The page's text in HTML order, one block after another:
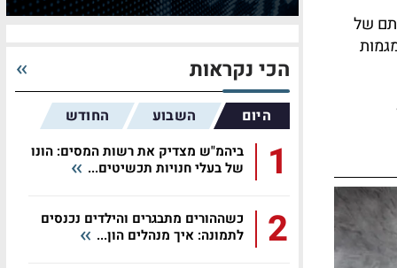
של
הכי נקראות
היום השבוע החודש
1
ביהמ"ש מצדיק את רשות המסים: הונו
של בעלי חנויות תכשיטים...
2
כשההורים מתבגרים והילדים נכנסים
לתמונה: איך מנהלים הון...